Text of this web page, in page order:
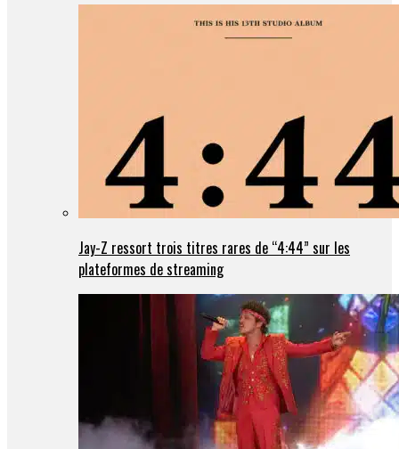
Jay-Z ressort trois titres rares de “4:44” sur les
plateformes de streaming